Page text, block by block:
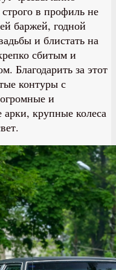
в профиль не
баржей, годной
и блистать на
сбитым и
Благодарить за этот
контуры с
и
крупные колеса